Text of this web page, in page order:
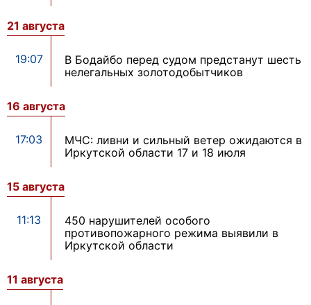
21 августа
19:07
В Бодайбо перед судом предстанут шесть
нелегальных золотодобытчиков
16 августа
17:03
МЧС: ливни и сильный ветер ожидаются в
Иркутской области 17 и 18 июля
15 августа
11:13
450 нарушителей особого
противопожарного режима выявили в
Иркутской области
11 августа